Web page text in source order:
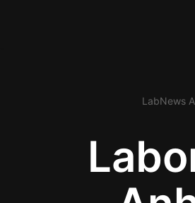
LabNews